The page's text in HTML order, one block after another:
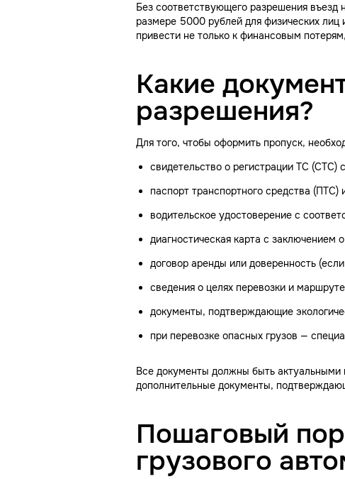
Без соответствующего разрешения
размере 5000 рублей для физических
привести не только к финансовым
Какие
разрешения?
Для того, чтобы оформить пропуск,
свидетельство о регистрации ТС (СТС)
паспорт транспортного средства
водительское удостоверение с
диагностическая карта с заключением
договор аренды или доверенность
сведения о целях перевозки и
документы, подтверждающие
при перевозке опасных грузов —
Все документы должны быть актуальными
дополнительные документы,
Пошаговый
грузового